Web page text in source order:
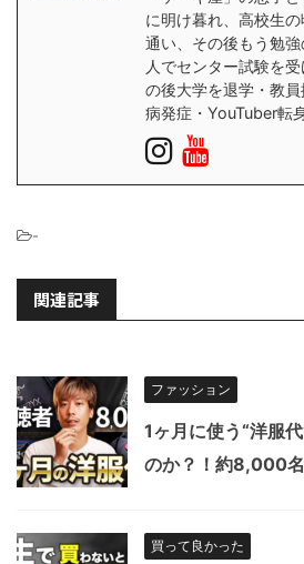
に明け暮れ、高校生
通い、その後もう勉
人でセンター試験を
の後大学を退学・教
病発症・YouTuber転身
-
関連記事
ファッション
1ヶ月に使う“洋服
のか？！約8,000
買って良かった